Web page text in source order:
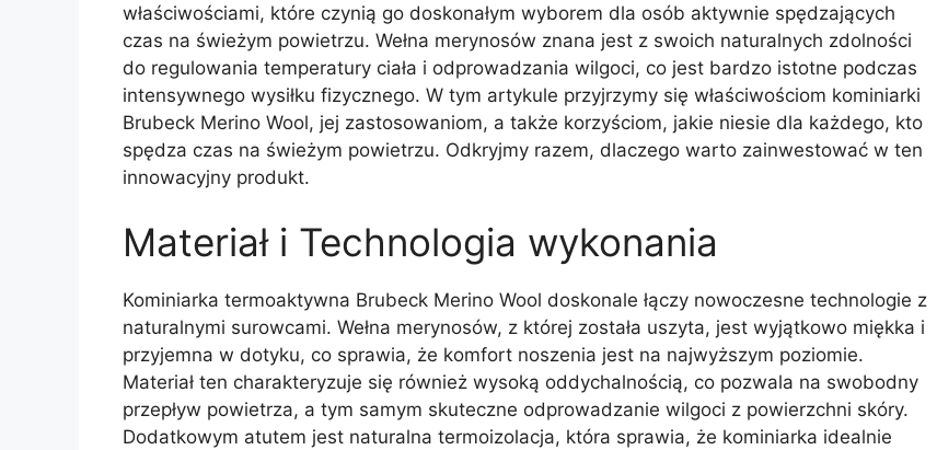
właściwościami, które czynią go doskonałym wyborem dla osób aktywnie spędzających
czas na świeżym powietrzu. Wełna merynosów znana jest z swoich naturalnych zdolności
do regulowania temperatury ciała i odprowadzania wilgoci, co jest bardzo istotne podczas
intensywnego wysiłku fizycznego. W tym artykule przyjrzymy się właściwościom kominiarki
Brubeck Merino Wool, jej zastosowaniom, a także korzyściom, jakie niesie dla każdego, kto
spędza czas na świeżym powietrzu. Odkryjmy razem, dlaczego warto zainwestować w ten
innowacyjny produkt.
Materiał i Technologia wykonania
Kominiarka termoaktywna Brubeck Merino Wool doskonale łączy nowoczesne technologie z
naturalnymi surowcami. Wełna merynosów, z której została uszyta, jest wyjątkowo miękka i
przyjemna w dotyku, co sprawia, że komfort noszenia jest na najwyższym poziomie.
Materiał ten charakteryzuje się również wysoką oddychalnością, co pozwala na swobodny
przepływ powietrza, a tym samym skuteczne odprowadzanie wilgoci z powierzchni skóry.
Dodatkowym atutem jest naturalna termoizolacja, która sprawia, że kominiarka idealnie